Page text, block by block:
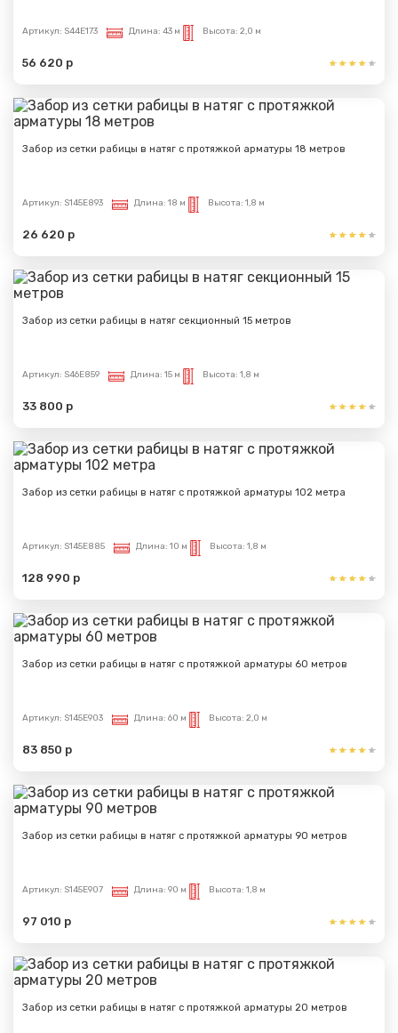
Артикул: S44E173 Длина: 43 м Высота: 2,0 м
56 620 р
Забор из сетки рабицы в натяг с протяжкой арматуры 18 метров
Артикул: S145E893 Длина: 18 м Высота: 1,8 м
26 620 р
Забор из сетки рабицы в натяг секционный 15 метров
Артикул: S46E859 Длина: 15 м Высота: 1,8 м
33 800 р
Забор из сетки рабицы в натяг с протяжкой арматуры 102 метра
Артикул: S145E885 Длина: 10 м Высота: 1,8 м
128 990 р
Забор из сетки рабицы в натяг с протяжкой арматуры 60 метров
Артикул: S145E903 Длина: 60 м Высота: 2,0 м
83 850 р
Забор из сетки рабицы в натяг с протяжкой арматуры 90 метров
Артикул: S145E907 Длина: 90 м Высота: 1,8 м
97 010 р
Забор из сетки рабицы в натяг с протяжкой арматуры 20 метров